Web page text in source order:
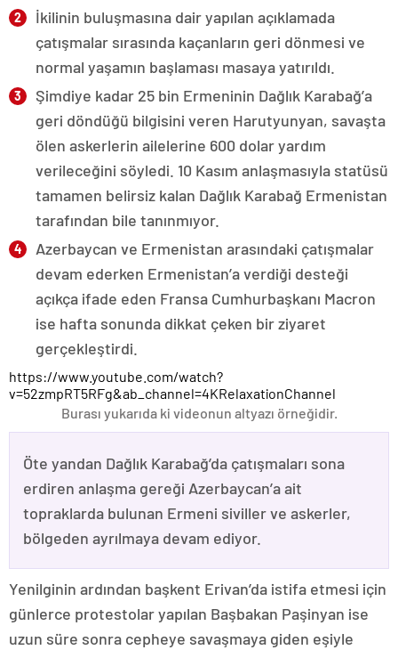
İkilinin buluşmasına dair yapılan açıklamada
çatışmalar sırasında kaçanların geri dönmesi ve
normal yaşamın başlaması masaya yatırıldı.
Şimdiye kadar 25 bin Ermeninin Dağlık Karabağ’a
geri döndüğü bilgisini veren Harutyunyan, savaşta
ölen askerlerin ailelerine 600 dolar yardım
verileceğini söyledi. 10 Kasım anlaşmasıyla statüsü
tamamen belirsiz kalan Dağlık Karabağ Ermenistan
tarafından bile tanınmıyor.
Azerbaycan ve Ermenistan arasındaki çatışmalar
devam ederken Ermenistan’a verdiği desteği
açıkça ifade eden Fransa Cumhurbaşkanı Macron
ise hafta sonunda dikkat çeken bir ziyaret
gerçekleştirdi.
https://www.youtube.com/watch?
v=52zmpRT5RFg&ab_channel=4KRelaxationChannel
Burası yukarıda ki videonun altyazı örneğidir.
Öte yandan Dağlık Karabağ’da çatışmaları sona
erdiren anlaşma gereği Azerbaycan’a ait
topraklarda bulunan Ermeni siviller ve askerler,
bölgeden ayrılmaya devam ediyor.
Yenilginin ardından başkent Erivan’da istifa etmesi için
günlerce protestolar yapılan Başbakan Paşinyan ise
uzun süre sonra cepheye savaşmaya giden eşiyle